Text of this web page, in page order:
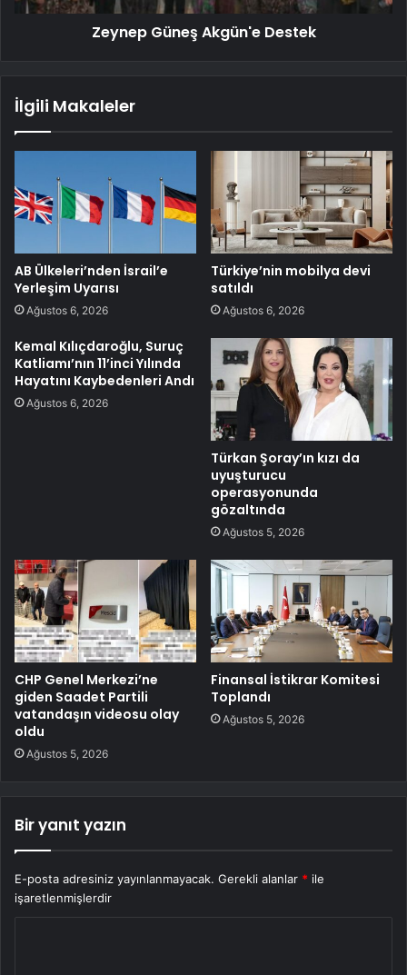
Zeynep Güneş Akgün'e Destek
İlgili Makaleler
AB Ülkeleri’nden İsrail’e
Yerleşim Uyarısı
Ağustos 6, 2026
Türkiye’nin mobilya devi
satıldı
Ağustos 6, 2026
Kemal Kılıçdaroğlu, Suruç
Katliamı’nın 11’inci Yılında
Hayatını Kaybedenleri Andı
Ağustos 6, 2026
Türkan Şoray’ın kızı da
uyuşturucu
operasyonunda
gözaltında
Ağustos 5, 2026
CHP Genel Merkezi’ne
giden Saadet Partili
vatandaşın videosu olay
oldu
Ağustos 5, 2026
Finansal İstikrar Komitesi
Toplandı
Ağustos 5, 2026
Bir yanıt yazın
E-posta adresiniz yayınlanmayacak. Gerekli alanlar * ile
işaretlenmişlerdir